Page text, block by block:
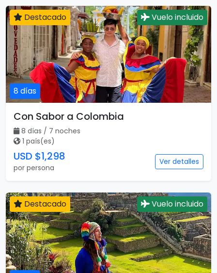
8 días
Destacado Vuelo incluido
Con Sabor a Colombia
8 días / 7 noches
1 país(es)
USD $1,298
por persona
Ver detalles
Destacado Vuelo incluido